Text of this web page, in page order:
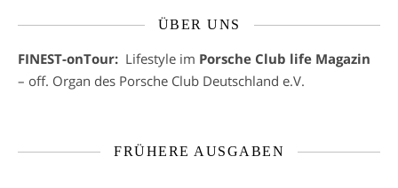
ÜBER UNS
FINEST-onTour: Lifestyle im Porsche Club life Magazin
– off. Organ des Porsche Club Deutschland e.V.
FRÜHERE AUSGABEN